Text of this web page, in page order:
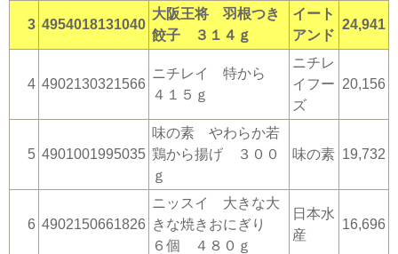
3 4954018131040
大阪王将 羽根つき
餃子 ３１４ｇ
イート
アンド
24,941
4 4902130321566
ニチレイ 特から
４１５ｇ
ニチレ
イフー
ズ
20,156
5 4901001995035
味の素 やわらか若
鶏から揚げ ３００
ｇ
味の素 19,732
6 4902150661826
ニッスイ 大きな大
きな焼きおにぎり
６個 ４８０ｇ
日本水
産
16,696